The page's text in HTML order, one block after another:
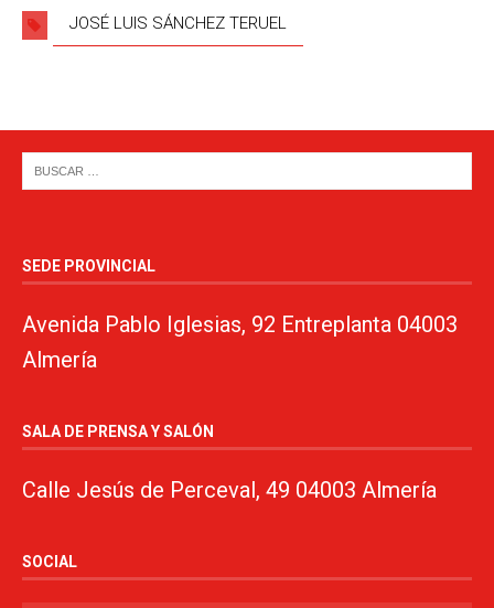
audio
JOSÉ LUIS SÁNCHEZ TERUEL
SEDE PROVINCIAL
Avenida Pablo Iglesias, 92 Entreplanta 04003
Almería
SALA DE PRENSA Y SALÓN
Calle Jesús de Perceval, 49 04003 Almería
SOCIAL